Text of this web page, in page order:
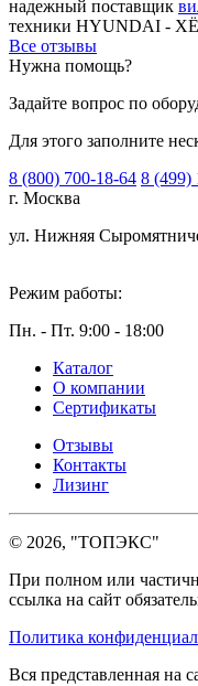
надежный поставщик
техники HYUNDAI -
Все отзывы
Нужна помощь?
Задайте вопрос по
Для этого заполните
8 (800) 700-18-64 8 (499)
г. Москва
ул. Нижняя
Режим работы:
Пн. - Пт. 9:00 - 18:00
Каталог
О компании
Сертификаты
Отзывы
Контакты
Лизинг
© 2026, "ТОПЭКС"
При полном или
ссылка на сайт
Политика
Вся представленная на